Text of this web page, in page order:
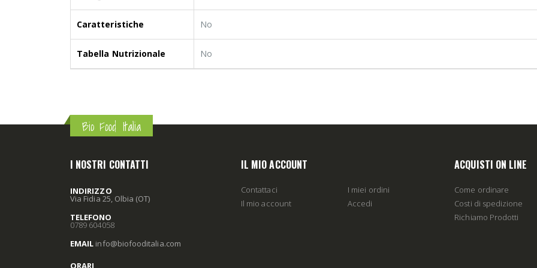
Caratteristiche No
Tabella Nutrizionale No
Bio Food Italia
I NOSTRI CONTATTI
INDIRIZZO
Via Fidia 25, Olbia (OT)
TELEFONO
0789 604058
EMAIL info@biofooditalia.com
ORARI
IL MIO ACCOUNT
Contattaci
Il mio account
I miei ordini
Accedi
ACQUISTI ON LINE
Come ordinare
Costi di spedizione
Richiamo Prodotti